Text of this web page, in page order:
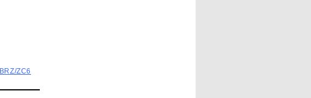
BRZ/ZC6